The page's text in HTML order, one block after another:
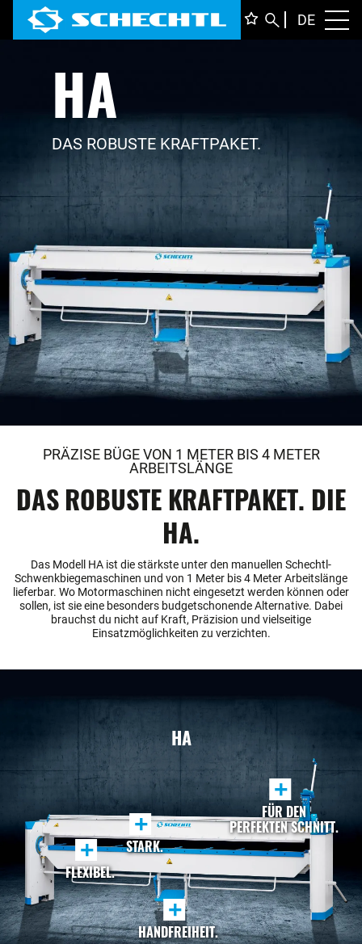
DE
HA
DAS ROBUSTE KRAFTPAKET.
PRÄZISE BÜGE VON 1 METER BIS 4 METER
ARBEITSLÄNGE
DAS ROBUSTE KRAFTPAKET. DIE
HA.
Das Modell HA ist die stärkste unter den manuellen Schechtl-
Schwenkbiegemaschinen und von 1 Meter bis 4 Meter Arbeitslänge
lieferbar. Wo Motormaschinen nicht eingesetzt werden können oder
sollen, ist sie eine besonders budgetschonende Alternative. Dabei
brauchst du nicht auf Kraft, Präzision und vielseitige
Einsatzmöglichkeiten zu verzichten.
HA
+
STARK.
+
FÜR DEN
PERFEKTEN SCHNITT.
+
FLEXIBEL.
+
HANDFREIHEIT.